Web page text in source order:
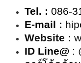
Tel. : 086-
E-mail :
Website :
ID Line@ :